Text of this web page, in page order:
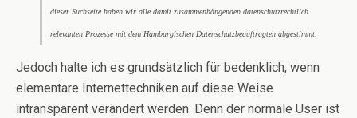
dieser Suchseite haben wir alle damit zusammenhängenden datenschutzrechtlich
relevanten Prozesse mit dem Hamburgischen Datenschutzbeauftragten abgestimmt.
Jedoch halte ich es grundsätzlich für bedenklich, wenn
elementare Internettechniken auf diese Weise
intransparent verändert werden. Denn der normale User ist